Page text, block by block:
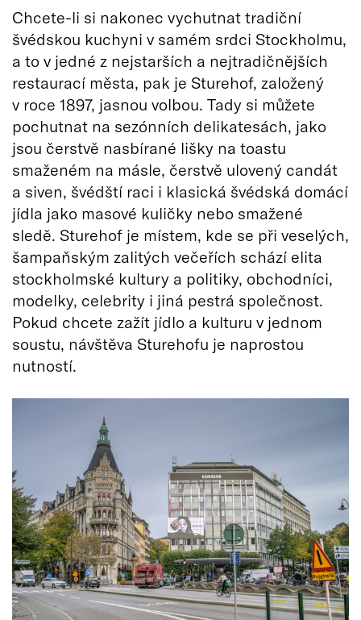
Chcete-li si nakonec vychutnat tradiční
švédskou kuchyni v samém srdci Stockholmu,
a to v jedné z nejstarších a nejtradičnějších
restaurací města, pak je Sturehof, založený
v roce 1897, jasnou volbou. Tady si můžete
pochutnat na sezónních delikatesách, jako
jsou čerstvě nasbírané lišky na toastu
smaženém na másle, čerstvě ulovený candát
a siven, švédští raci i klasická švédská domácí
jídla jako masové kuličky nebo smažené
sledě. Sturehof je místem, kde se při veselých,
šampaňským zalitých večeřích schází elita
stockholmské kultury a politiky, obchodníci,
modelky, celebrity i jiná pestrá společnost.
Pokud chcete zažít jídlo a kulturu v jednom
soustu, návštěva Sturehofu je naprostou
nutností.